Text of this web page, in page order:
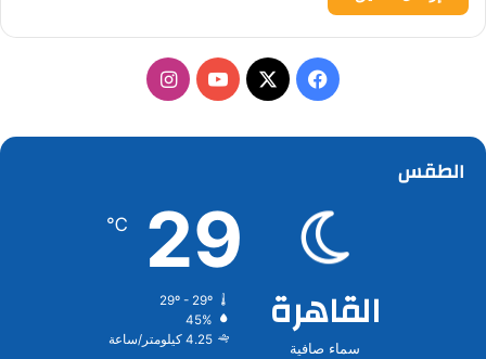
فيسبوك
‫X
‫YouTubeانستقرام
الطقس
القاهرة
سماء صافية
29
℃
29º - 29º
45%
4.25 كيلومتر/ساعة